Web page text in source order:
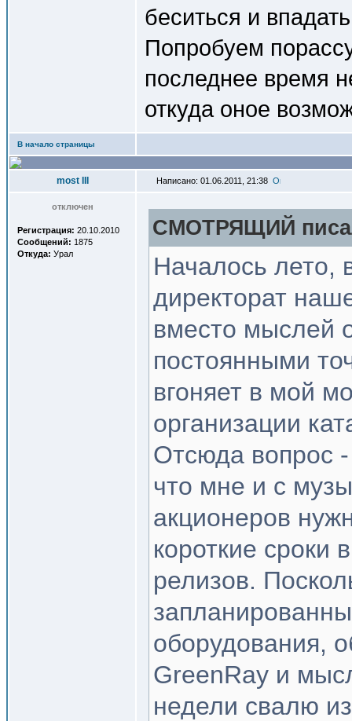
беситься и
Попробуем
последнее время
откуда оное
В начало страницы
most III Написано: 01.06.2011, 21:38
отключен
Регистрация: 20.10.2010
Сообщений: 1875
Откуда: Урал
СМОТРЯЩИЙ
Началось лето,
директорат
вместо мыслей
постоянными
вгоняет в мой
организации
Отсюда вопрос
что мне и с
акционеров
короткие сроки
релизов.
оборудования,
GreenRay и
недели свалю